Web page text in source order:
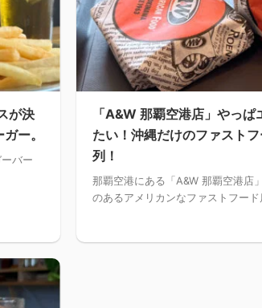
が決
ー。
バー
「A&W 那覇空港店」やっぱ
たい！沖縄だけのファスト
列！
那覇空港にある「A&W 那覇空港店
のあるアメリカンなファストフード